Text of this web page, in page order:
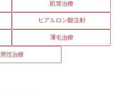
肌育治療
ヒアルロン酸注射
薄毛治療
男性治療